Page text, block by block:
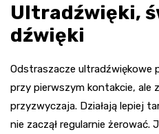
Ultradźwięki,
dźwięki
Odstraszacze ultradźwiękowe
przy pierwszym kontakcie, ale
przyzwyczaja. Działają lepiej
nie zaczął regularnie żerować.